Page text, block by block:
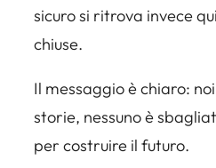
sicuro si ritrova invece
chiuse.
Il messaggio è chiaro:
storie, nessuno è
per costruire il futuro.